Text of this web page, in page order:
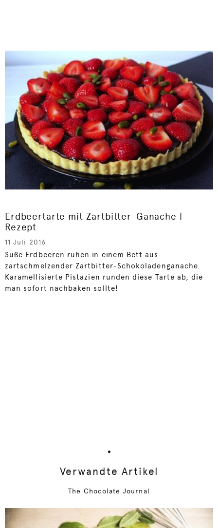
Erdbeertarte mit Zartbitter-Ganache |
Rezept
11 Juli 2016
Süße Erdbeeren ruhen in einem Bett aus
zartschmelzender Zartbitter-Schokoladenganache.
Karamellisierte Pistazien runden diese Tarte ab, die
man sofort nachbaken sollte!
Verwandte Artikel
The Chocolate Journal